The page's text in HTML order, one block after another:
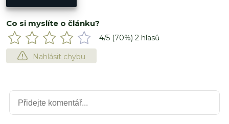
Co si myslíte o článku?
4/5 (70%) 2 hlasů
Nahlásit chybu